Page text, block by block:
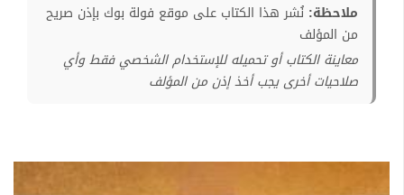
ملاحظة: نُشر هذا الكتاب على موقع فولة بوك بإذن صريح
من المؤلف
معاينة الكتاب أو تحميله للإستخدام الشخصي فقط وأي
صلاحيات أخرى يجب أخذ إذن من المؤلف